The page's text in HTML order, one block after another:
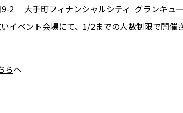
9-2 大手町フィナンシャルシティ グランキュ
イベント会場にて、1/2までの人数制限で開催
らへ